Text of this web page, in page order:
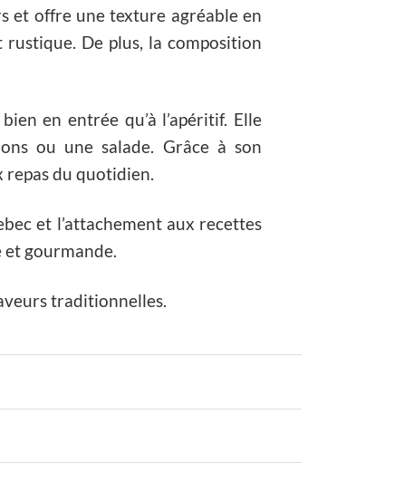
et offre une texture agréable en
De plus, la composition
en entrée qu’à l’apéritif. Elle
ou une salade. Grâce à son
repas du quotidien.
et l’attachement aux recettes
et gourmande.
traditionnelles.